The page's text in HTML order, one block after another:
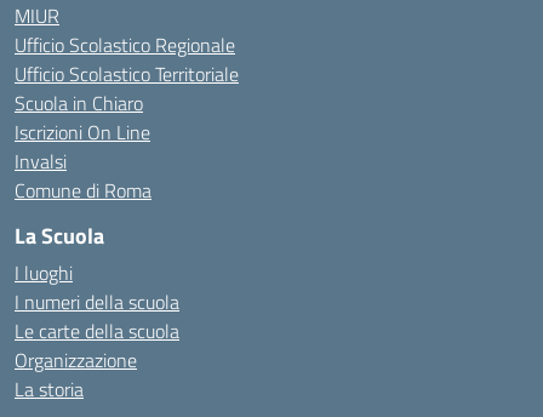
MIUR
Ufficio Scolastico Regionale
Ufficio Scolastico Territoriale
Scuola in Chiaro
Iscrizioni On Line
Invalsi
Comune di Roma
La Scuola
I luoghi
I numeri della scuola
Le carte della scuola
Organizzazione
La storia